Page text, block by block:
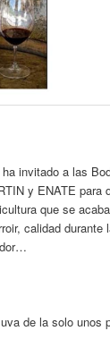
invitado a las
y ENATE para
que se
calidad durante
de la solo unos